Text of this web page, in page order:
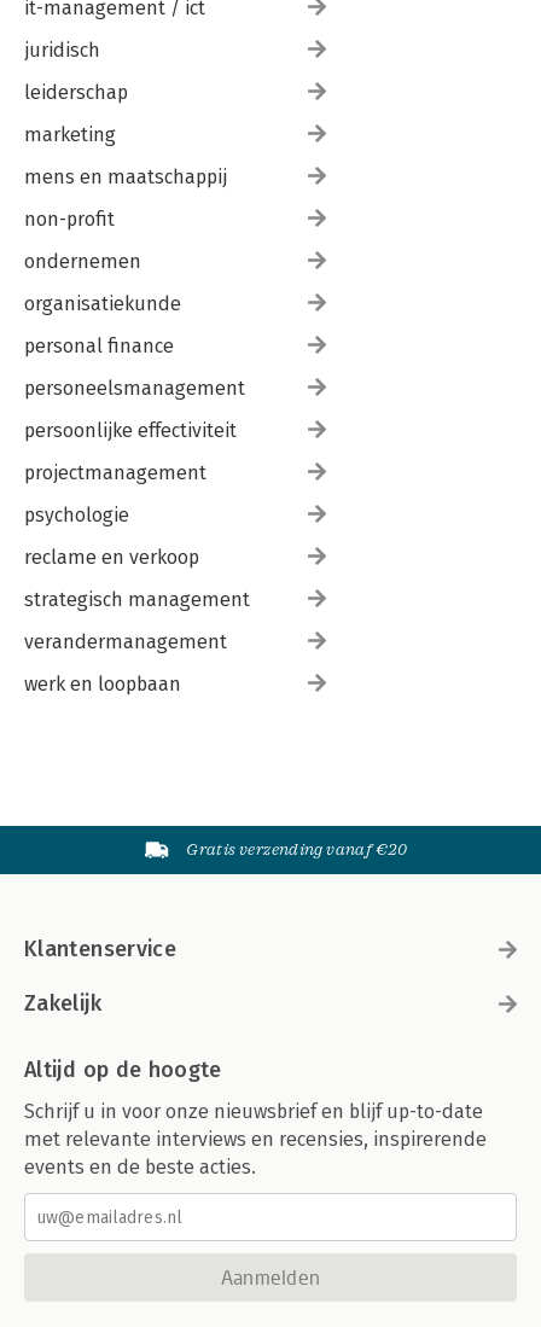
it-management / ict
juridisch
leiderschap
marketing
mens en maatschappij
non-profit
ondernemen
organisatiekunde
personal finance
personeelsmanagement
persoonlijke effectiviteit
projectmanagement
psychologie
reclame en verkoop
strategisch management
verandermanagement
werk en loopbaan
Gratis verzending vanaf €20
Klantenservice
Zakelijk
Altijd op de hoogte
Schrijf u in voor onze nieuwsbrief en blijf up-to-date
met relevante interviews en recensies, inspirerende
events en de beste acties.
Aanmelden